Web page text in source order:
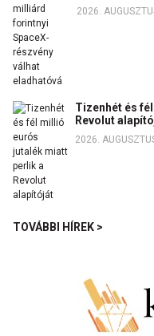
2026.
Tizenhét és
Revolut
2026.
TOVÁBBI HÍREK >